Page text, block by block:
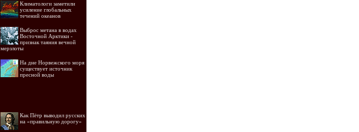
Климатологи заметили
усиление глобальных
течений океанов
Выброс метана в водах
Восточной Арктики -
признак таяния вечной
мерзлоты
На дне Норвежского моря
существует источник
пресной воды
Как Пётр выводил русских
на «правильную дорогу»